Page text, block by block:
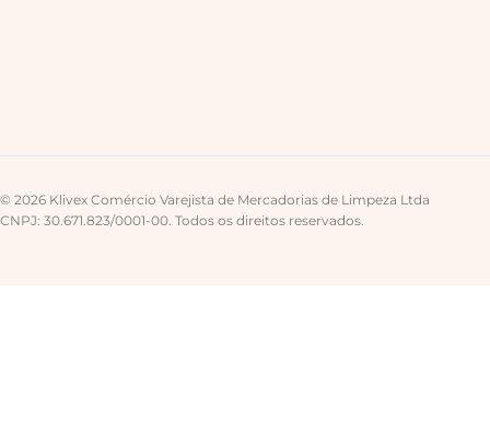
© 2026 Klivex Comércio Varejista de Mercadorias de Limpeza Ltda
CNPJ: 30.671.823/0001-00. Todos os direitos reservados.